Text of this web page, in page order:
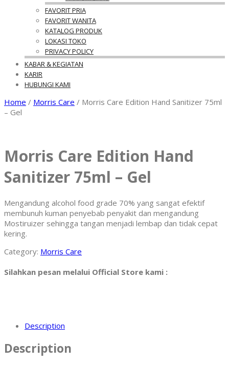
FAVORIT PRIA
FAVORIT WANITA
KATALOG PRODUK
LOKASI TOKO
PRIVACY POLICY
KABAR & KEGIATAN
KARIR
HUBUNGI KAMI
Home / Morris Care / Morris Care Edition Hand Sanitizer 75ml
– Gel
Morris Care Edition Hand
Sanitizer 75ml – Gel
Mengandung alcohol food grade 70% yang sangat efektif
membunuh kuman penyebab penyakit dan mengandung
Mostiruizer sehingga tangan menjadi lembap dan tidak cepat
kering.
Category: Morris Care
Silahkan pesan melalui Official Store kami :
Description
Description